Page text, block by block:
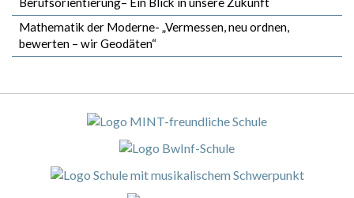
Mathematik der Moderne- „Vermessen, neu ordnen,
bewerten – wir Geodäten“